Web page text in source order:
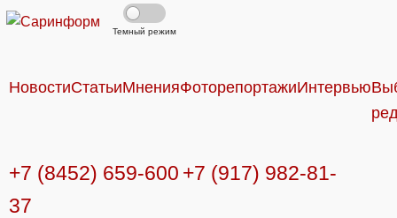
Темный режим
НовостиСтатьиМненияФоторепортажиИнтервью
+7 (8452) 659-600 +7 (917) 982-81-
37